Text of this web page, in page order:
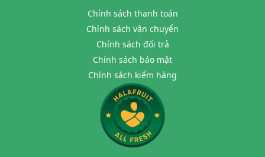
Chính sách thanh toán
Chính sách vận chuyển
Chính sách đổi trả
Chính sách bảo mật
Chính sách kiểm hàng